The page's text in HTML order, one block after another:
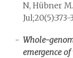
N, Hübner M.
Jul;20(5):373-
Whole-
emergence